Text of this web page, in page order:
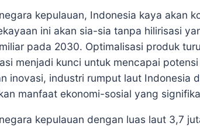
kepulauan, Indonesia kaya akan
ini akan sia-sia tanpa hilirisasi
miliar pada 2030. Optimalisasi produk
menjadi kunci untuk mencapai
inovasi, industri rumput laut Indonesia
manfaat ekonomi-sosial yang
kepulauan dengan luas laut 3,7